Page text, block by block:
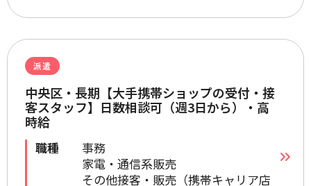
派遣
中央区・長期【大手携帯ショップの受付・接
客スタッフ】日数相談可（週3日から）・高
時給
職種
事務
家電・通信系販売
その他接客・販売（携帯キャリア店